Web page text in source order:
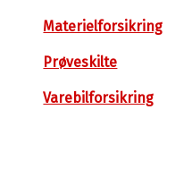
Materielforsikring
Prøveskilte
Varebilforsikring